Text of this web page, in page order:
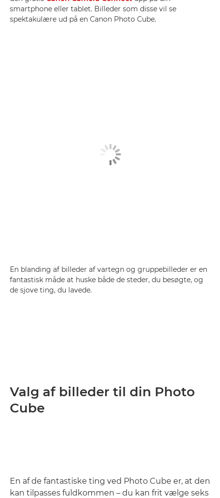
smartphone eller tablet. Billeder som disse vil se
spektakulære ud på en Canon Photo Cube.
En blanding af billeder af vartegn og gruppebilleder er en
fantastisk måde at huske både de steder, du besøgte, og
de sjove ting, du lavede.
Valg af billeder til din Photo
Cube
En af de fantastiske ting ved Photo Cube er, at den
kan tilpasses fuldkommen – du kan frit vælge seks